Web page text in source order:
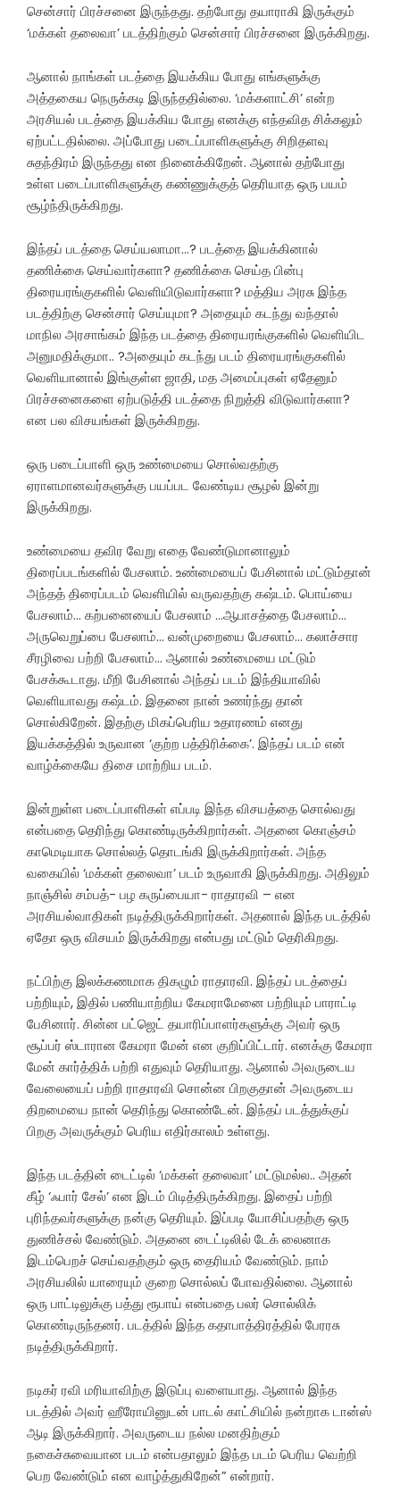
சென்சார் பிரச்சனை இருந்தது. தற்போது தயாராகி இருக்கும்
‘மக்கள் தலைவா’ படத்திற்கும் சென்சார் பிரச்சனை இருக்கிறது.
ஆனால் நாங்கள் படத்தை இயக்கிய போது எங்களுக்கு
அத்தகைய நெருக்கடி இருந்ததில்லை. ‘மக்களாட்சி’ என்ற
அரசியல் படத்தை இயக்கிய போது எனக்கு எந்தவித சிக்கலும்
ஏற்பட்டதில்லை. அப்போது படைப்பாளிகளுக்கு சிறிதளவு
சுதந்திரம் இருந்தது என நினைக்கிறேன். ஆனால் தற்போது
உள்ள படைப்பாளிகளுக்கு கண்ணுக்குத் தெரியாத ஒரு பயம்
சூழ்ந்திருக்கிறது.‌
இந்தப் படத்தை செய்யலாமா…? படத்தை இயக்கினால்
தணிக்கை செய்வார்களா? தணிக்கை செய்த பின்பு
திரையரங்குகளில் வெளியிடுவார்களா? மத்திய அரசு இந்த
படத்திற்கு சென்சார் செய்யுமா? அதையும் கடந்து வந்தால்
மாநில அரசாங்கம் இந்த படத்தை திரையரங்குகளில் வெளியிட
அனுமதிக்குமா.. ?அதையும் கடந்து படம் திரையரங்குகளில்
வெளியானால் இங்குள்ள ஜாதி, மத அமைப்புகள் ஏதேனும்
பிரச்சனைகளை ஏற்படுத்தி படத்தை நிறுத்தி விடுவார்களா?
என பல விசயங்கள் இருக்கிறது.
ஒரு படைப்பாளி ஒரு உண்மையை சொல்வதற்கு
ஏராளமானவர்களுக்கு பயப்பட வேண்டிய சூழல் இன்று
இருக்கிறது.
உண்மையை தவிர வேறு எதை வேண்டுமானாலும்
திரைப்படங்களில் பேசலாம். உண்மையைப் பேசினால் மட்டும்தான்
அந்தத் திரைப்படம் வெளியில் வருவதற்கு கஷ்டம். பொய்யை
பேசலாம்… கற்பனையைப் பேசலாம் …ஆபாசத்தை பேசலாம்…
அருவெறுப்பை பேசலாம்… வன்முறையை பேசலாம்… கலாச்சார
சீரழிவை பற்றி பேசலாம்… ஆனால் உண்மையை மட்டும்
பேசக்கூடாது. மீறி பேசினால் அந்தப் படம் இந்தியாவில்
வெளியாவது கஷ்டம். இதனை நான் உணர்ந்து தான்
சொல்கிறேன். இதற்கு மிகப்பெரிய உதாரணம் எனது
இயக்கத்தில் உருவான ‘குற்ற பத்திரிக்கை’. இந்தப் படம் என்
வாழ்க்கையே திசை மாற்றிய படம்.
இன்றுள்ள படைப்பாளிகள் எப்படி இந்த விசயத்தை சொல்வது
என்பதை தெரிந்து கொண்டிருக்கிறார்கள். அதனை கொஞ்சம்
காமெடியாக சொல்லத் தொடங்கி இருக்கிறார்கள். அந்த
வகையில் ‘மக்கள் தலைவா’ படம் உருவாகி இருக்கிறது. அதிலும்
நாஞ்சில் சம்பத்- பழ கருப்பையா- ராதாரவி – என
அரசியல்வாதிகள் நடித்திருக்கிறார்கள். அதனால் இந்த படத்தில்
ஏதோ ஒரு விசயம் இருக்கிறது என்பது மட்டும் தெரிகிறது.
நட்பிற்கு இலக்கணமாக திகழும் ராதாரவி. இந்தப் படத்தைப்
பற்றியும், இதில் பணியாற்றிய கேமராமேனை பற்றியும் பாராட்டி
பேசினார். சின்ன பட்ஜெட் தயாரிப்பாளர்களுக்கு அவர் ஒரு
சூப்பர் ஸ்டாரான கேமரா மேன் என குறிப்பிட்டார். எனக்கு கேமரா
மேன் கார்த்திக் பற்றி எதுவும் தெரியாது. ஆனால் அவருடைய
வேலையைப் பற்றி ராதாரவி சொன்ன பிறகுதான் அவருடைய
திறமையை நான் தெரிந்து கொண்டேன். இந்தப் படத்துக்குப்
பிறகு அவருக்கும் பெரிய எதிர்காலம் உள்ளது.
இந்த படத்தின் டைட்டில் ‘மக்கள் தலைவா’ மட்டுமல்ல.. அதன்
கீழ் ‘ஃபார் சேல்’ என இடம் பிடித்திருக்கிறது. இதைப் பற்றி
புரிந்தவர்களுக்கு நன்கு தெரியும். இப்படி யோசிப்பதற்கு ஒரு
துணிச்சல் வேண்டும். அதனை டைட்டிலில் டேக் லைனாக
இடம்பெறச் செய்வதற்கும் ஒரு தைரியம் வேண்டும். நாம்
அரசியலில் யாரையும் குறை சொல்லப் போவதில்லை. ஆனால்
ஒரு பாட்டிலுக்கு பத்து ரூபாய் என்பதை பலர் சொல்லிக்
கொண்டிருந்தனர். படத்தில் இந்த கதாபாத்திரத்தில் பேரரசு
நடித்திருக்கிறார்.
நடிகர் ரவி மரியாவிற்கு இடுப்பு வளையாது. ஆனால் இந்த
படத்தில் அவர் ஹீரோயினுடன் பாடல் காட்சியில் நன்றாக டான்ஸ்
ஆடி இருக்கிறார். அவருடைய நல்ல மனதிற்கும்
நகைச்சுவையான படம் என்பதாலும் இந்த படம் பெரிய வெற்றி
பெற வேண்டும் என வாழ்த்துகிறேன்” என்றார்.